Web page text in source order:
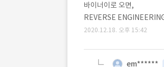
바이너이로 오면,
REVERSE
2020.12.18. 오후 15:42
em******